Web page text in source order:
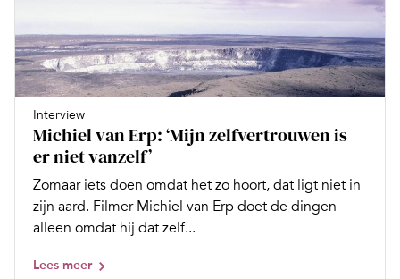
Interview
Michiel van Erp: ‘Mijn zelfvertrouwen is
er niet vanzelf’
Zomaar iets doen omdat het zo hoort, dat ligt niet in
zijn aard. Filmer Michiel van Erp doet de dingen
alleen omdat hij dat zelf...
Lees meer